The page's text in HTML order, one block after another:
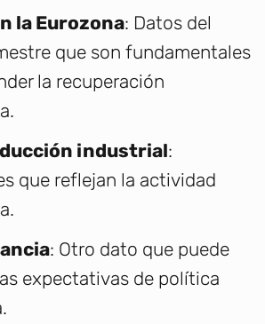
la Eurozona: Datos del
que son fundamentales
la recuperación
industrial:
que reflejan la actividad
: Otro dato que puede
expectativas de política